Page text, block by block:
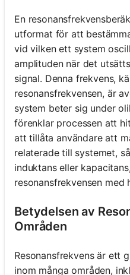
En
utformat för att
vid vilken ett system
amplituden när det
signal. Denna frekvens,
resonansfrekvensen, är
system beter sig under
förenklar processen att
att tillåta användare att
relaterade till systemet,
induktans eller
resonansfrekvensen med
Betydelsen av
Områden
Resonansfrekvens är ett
inom många områden,